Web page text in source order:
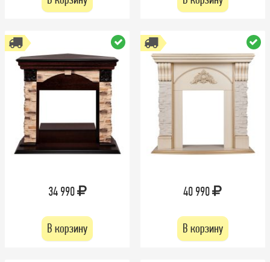
34 990
В корзину
40 990
В корзину